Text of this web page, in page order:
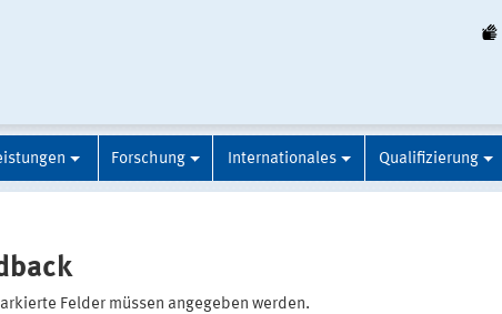
Forschung Internationales Qualifizierung
Felder müssen angegeben werden.